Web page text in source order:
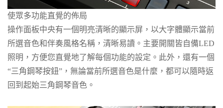
使眾多功能直覺的佈局
操作面板中央有一個明亮清晰的顯示屏，以大字體顯示當前
所選音色和伴奏風格名稱，清晰易讀。主要開關皆自備LED
照明，方便您直覺地了解每個功能的設定。此外，還有一個
“三角鋼琴按鈕”，無論當前所選音色是什麼，都可以隨時返
回到起始三角鋼琴音色。